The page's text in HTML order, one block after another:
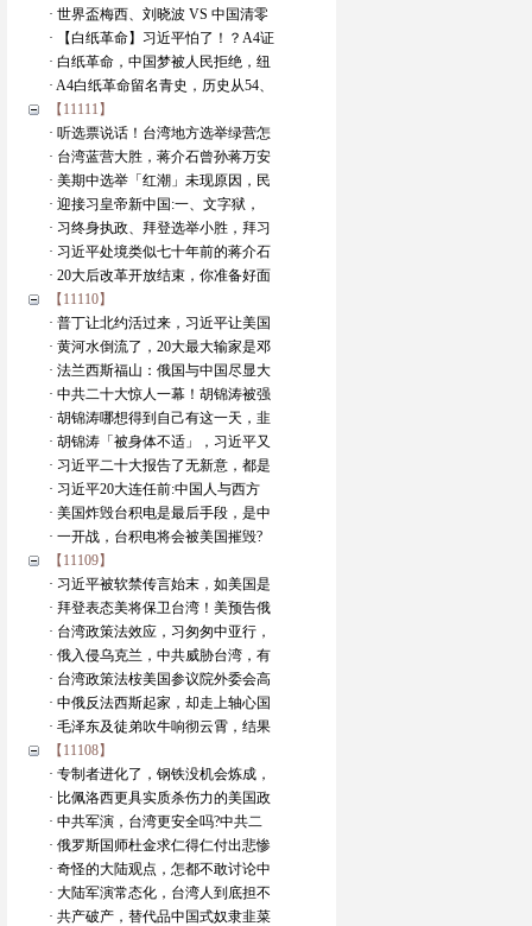
· 世界盃梅西、刘晓波 VS 中国清零
· 【白纸革命】习近平怕了！？A4证
· 白纸革命，中国梦被人民拒绝，纽
· A4白纸革命留名青史，历史从54、
【11111】
· 听选票说话！台湾地方选举绿营怎
· 台湾蓝营大胜，蒋介石曾孙蒋万安
· 美期中选举「红潮」未现原因，民
· 迎接习皇帝新中国:一、文字狱，
· 习终身执政、拜登选举小胜，拜习
· 习近平处境类似七十年前的蒋介石
· 20大后改革开放结束，你准备好面
【11110】
· 普丁让北约活过来，习近平让美国
· 黄河水倒流了，20大最大输家是邓
· 法兰西斯福山：俄国与中国尽显大
· 中共二十大惊人一幕！胡锦涛被强
· 胡锦涛哪想得到自己有这一天，韭
· 胡锦涛「被身体不适」，习近平又
· 习近平二十大报告了无新意，都是
· 习近平20大连任前:中国人与西方
· 美国炸毁台积电是最后手段，是中
· 一开战，台积电将会被美国摧毁?
【11109】
· 习近平被软禁传言始末，如美国是
· 拜登表态美将保卫台湾！美预告俄
· 台湾政策法效应，习匆匆中亚行，
· 俄入侵乌克兰，中共威胁台湾，有
· 台湾政策法桉美国参议院外委会高
· 中俄反法西斯起家，却走上轴心国
· 毛泽东及徒弟吹牛响彻云霄，结果
【11108】
· 专制者进化了，钢铁没机会炼成，
· 比佩洛西更具实质杀伤力的美国政
· 中共军演，台湾更安全吗?中共二
· 俄罗斯国师杜金求仁得仁付出悲惨
· 奇怪的大陆观点，怎都不敢讨论中
· 大陆军演常态化，台湾人到底担不
· 共产破产，替代品中国式奴隶韭菜